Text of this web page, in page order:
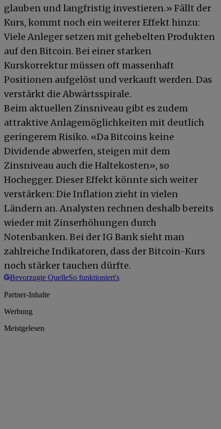
glauben und langfristig investieren.» Fällt der
Kurs, kommt noch ein weiterer Effekt hinzu:
Viele Anleger setzen mit gehebelten Produkten
auf den Bitcoin. Bei einer starken
Kurskorrektur müssen oft massenhaft
Positionen aufgelöst und verkauft werden. Das
verstärkt die Abwärtsspirale.
Beim aktuellen Zinsniveau gibt es zudem
attraktive Anlagemöglichkeiten mit deutlich
geringerem Risiko. «Da Bitcoins keine
Dividende abwerfen, steigen mit dem
Zinsniveau auch die Haltekosten», so
Hochegger. Dieser Effekt könnte sich weiter
verstärken: Die Inflation zieht in vielen
Ländern an. Analysten rechnen deshalb bereits
wieder mit Zinserhöhungen durch
Notenbanken. Bei der IG Bank sieht man
zahlreiche Indikatoren, dass der Bitcoin-Kurs
noch stärker tauchen dürfte.
Bevorzugte QuelleSo funktioniert's
Partner-Inhalte
Werbung
Meistgelesen